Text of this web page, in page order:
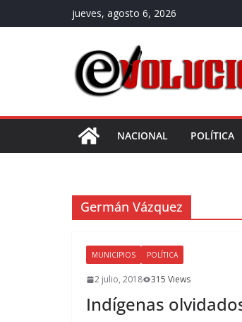
al
jueves, agosto 6, 2026
NACIONAL POLÍTICA
Germán Vázquez
MUNICIPIOS POLÍTICA
2 julio, 2018 315 Views
Indígenas